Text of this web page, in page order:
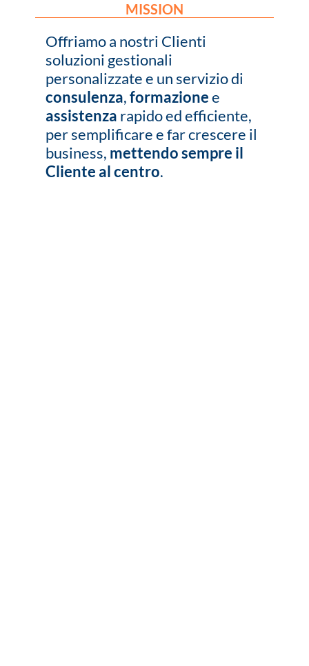
MISSION
Offriamo a nostri Clienti
soluzioni gestionali
personalizzate e un servizio di
consulenza,formazionee
assistenza rapido ed efficiente,
per semplificare e far crescere il
business, mettendo sempre il
Cliente al centro.